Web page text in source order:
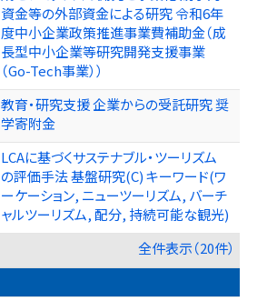
資金等の外部資金による研究 令和6年
度中小企業政策推進事業費補助金（成
長型中小企業等研究開発支援事業
（Go-Tech事業））
教育・研究支援 企業からの受託研究 奨
学寄附金
LCAに基づくサステナブル・ツーリズム
の評価手法 基盤研究(C) キーワード(ワ
ーケーション, ニューツーリズム, バーチ
ャルツーリズム, 配分, 持続可能な観光)
全件表示（20件）